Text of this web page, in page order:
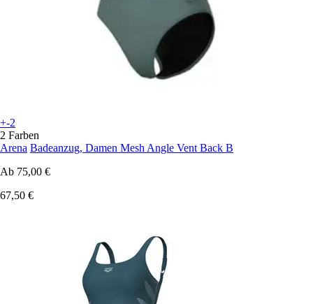
+-2
2 Farben
Arena Badeanzug, Damen Mesh Angle Vent Back B
Ab 75,00 €
67,50 €